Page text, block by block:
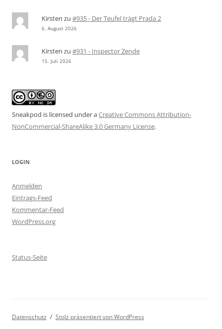
Kirsten zu #935 - Der Teufel trägt Prada 2
6. August 2026
Kirsten zu #931 - Inspector Zende
15. Juli 2026
Sneakpod is licensed under aCreative Commons Attribution-
NonCommercial-ShareAlike 3.0 Germany License.
LOGIN
Anmelden
Eintrags-Feed
Kommentar-Feed
WordPress.org
Status-Seite
Datenschutz Stolz präsentiert von WordPress